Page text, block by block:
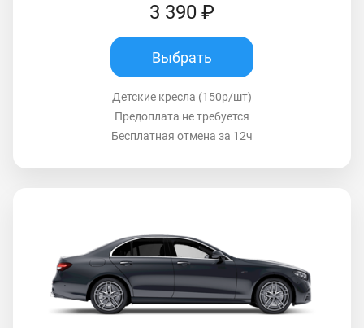
3 390 ₽
Выбрать
Детские кресла (150р/шт)
Предоплата не требуется
Бесплатная отмена за 12ч